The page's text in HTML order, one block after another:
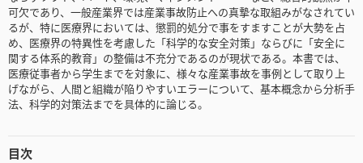
可欠であり、一般産業界では産業事故防止への真摯な取組みがなされてい
るが、特に医療界においては、懲罰的処分で事をすますことが大勢を占
め、医療界の特異性を考慮した「科学的な安全対策」ならびに「安全に
関する体系的教育」の整備は不充分であるのが現状である。本書では、
医療従事者から学生までを対象に、様々な産業事故を事例として取り上
げながら、人間と組織が陥りやすいエラーについて、基本概念から分析手
法、科学的対策法までを具体的に論じる。
目次